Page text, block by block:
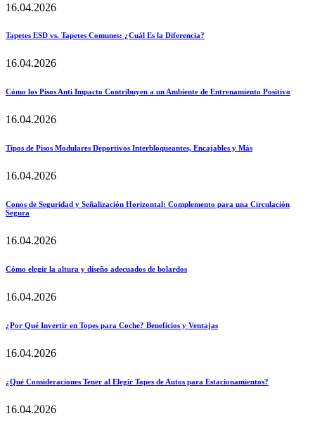
16.04.2026
Tapetes ESD vs. Tapetes Comunes: ¿Cuál Es la Diferencia?
16.04.2026
Cómo los Pisos Anti Impacto Contribuyen a un Ambiente de Entrenamiento Positivo
16.04.2026
Tipos de Pisos Modulares Deportivos Interbloqueantes, Encajables y Más
16.04.2026
Conos de Seguridad y Señalización Horizontal: Complemento para una Circulación
Segura
16.04.2026
Cómo elegir la altura y diseño adecuados de bolardos
16.04.2026
¿Por Qué Invertir en Topes para Coche? Beneficios y Ventajas
16.04.2026
¿Qué Consideraciones Tener al Elegir Topes de Autos para Estacionamientos?
16.04.2026